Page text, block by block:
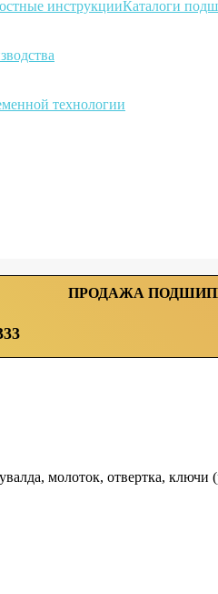
инструкцииКаталоги
технологии
ПРОДАЖА
молоток, отвертка,